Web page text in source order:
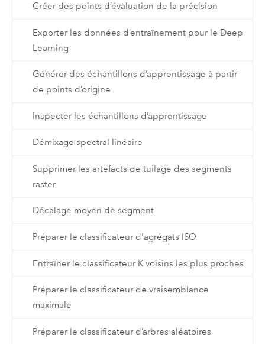
Créer des points d’évaluation de la précision
Exporter les données d’entraînement pour le Deep
Learning
Générer des échantillons d’apprentissage à partir
de points d’origine
Inspecter les échantillons d’apprentissage
Démixage spectral linéaire
Supprimer les artefacts de tuilage des segments
raster
Décalage moyen de segment
Préparer le classificateur d'agrégats ISO
Entraîner le classificateur K voisins les plus proches
Préparer le classificateur de vraisemblance
maximale
Préparer le classificateur d’arbres aléatoires